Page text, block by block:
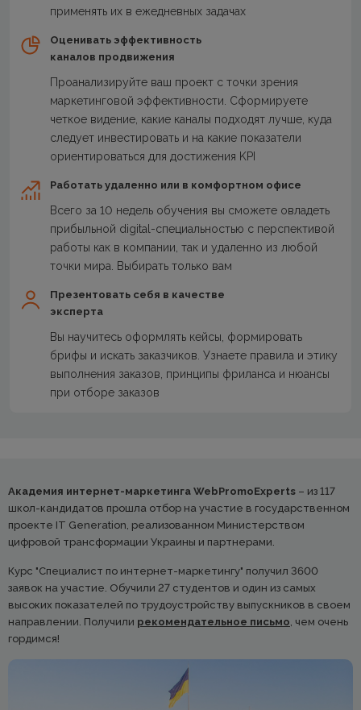
применять их в ежедневных задачах
Оценивать эффективность
каналов продвижения
Проанализируйте ваш проект с точки зрения
маркетинговой эффективности. Сформируете
четкое видение, какие каналы подходят лучше, куда
следует инвестировать и на какие показатели
ориентироваться для достижения KPI
Работать удаленно или в комфортном офисе
Всего за 10 недель обучения вы сможете овладеть
прибыльной digital-специальностью с перспективой
работы как в компании, так и удаленно из любой
точки мира. Выбирать только вам
Презентовать себя в качестве
эксперта
Вы научитесь оформлять кейсы, формировать
брифы и искать заказчиков. Узнаете правила и этику
выполнения заказов, принципы фриланса и нюансы
при отборе заказов
Академия интернет-маркетинга WebPromoExperts – из 117
школ-кандидатов прошла отбор на участие в государственном
проекте IT Generation, реализованном Министерством
цифровой трансформации Украины и партнерами.
Курс "Специалист по интернет-маркетингу" получил 3600
заявок на участие. Обучили 27 студентов и один из самых
высоких показателей по трудоустройству выпускников в своем
направлении. Получили рекомендательное письмо , чем очень
гордимся!